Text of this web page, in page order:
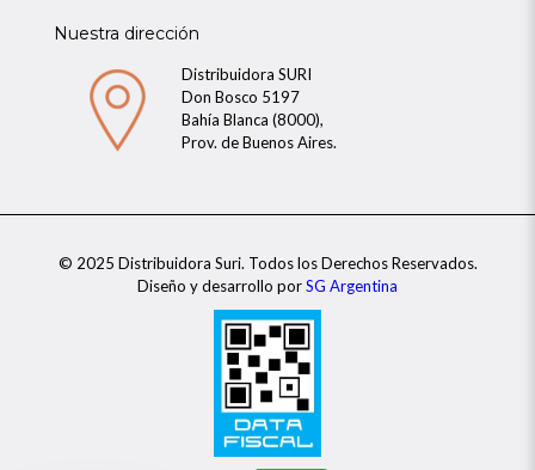
Nuestra dirección
Distribuidora SURI
Don Bosco 5197
Bahía Blanca (8000),
Prov. de Buenos Aires.
© 2025 Distribuidora Suri. Todos los Derechos Reservados.
Diseño y desarrollo porSG Argentina